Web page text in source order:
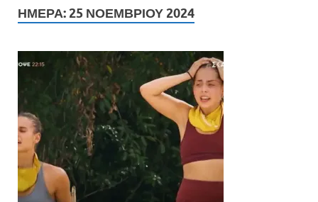
ΗΜΈΡΑ:25 ΝΟΕΜΒΡΊΟΥ 2024